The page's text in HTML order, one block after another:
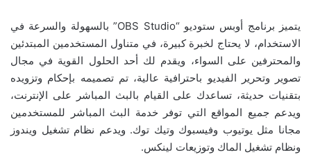
يتميز برنامج أوبس ستوديو “OBS Studio” بالسهولة والسرعة في
الاستخدام، لا يحتاج لخبرة كبيرة، في متناول المستخدمين المبتدئين
والمحترفين على السواء، ويقدم لك أحد الحلول القوية في مجال
تصوير وتحرير الفيديو باحترافية عالية، تم تصميمه بإحكام وتزويده
بتقنيات حديثة، تساعدك على القيام بالبث المباشر على الإنترنت،
ويدعم جميع المواقع التي توفر خدمة البث المباشر للمستخدمين
مجانا مثل يوتيوب وفيسبوك وتيك توك. ويدعم نظام تشغيل ويندوز
ونظام تشغيل الماك وتوزيعات لينكس.